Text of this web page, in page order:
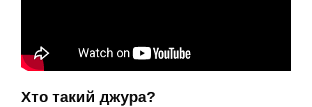
Хто такий джура?